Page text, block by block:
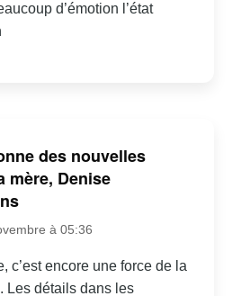
d’émotion l’état
des nouvelles
mère, Denise
à 05:36
c’est encore une force de la
Les détails dans les